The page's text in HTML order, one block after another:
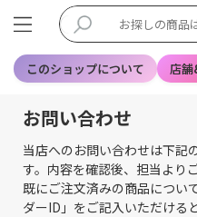
このショップについて 店舗
お問い合わせ
当店へのお問い合わせは下記
す。内容を確認後、担当より
既にご注文済みの商品につい
ダーID」をご記入いただける